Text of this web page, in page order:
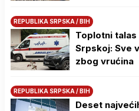
REPUBLIKA SRPSKA / BIH
Toplotni talas
Srpskoj: Sve
zbog vrućina
REPUBLIKA SRPSKA / BIH
Deset